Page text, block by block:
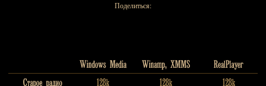
Поделиться: